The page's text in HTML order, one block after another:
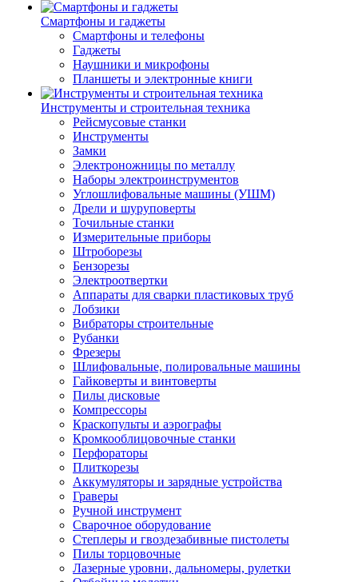
Смартфоны и гаджеты
Смартфоны и телефоны
Гаджеты
Наушники и микрофоны
Планшеты и электронные книги
Инструменты и строительная техника
Рейсмусовые станки
Инструменты
Замки
Электроножницы по металлу
Наборы электроинструментов
Углошлифовальные машины (УШМ)
Дрели и шуруповерты
Точильные станки
Измерительные приборы
Штроборезы
Бензорезы
Электроотвертки
Аппараты для сварки пластиковых труб
Лобзики
Вибраторы строительные
Рубанки
Фрезеры
Шлифовальные, полировальные машины
Гайковерты и винтоверты
Пилы дисковые
Компрессоры
Краскопульты и аэрографы
Кромкооблицовочные станки
Перфораторы
Плиткорезы
Аккумуляторы и зарядные устройства
Граверы
Ручной инструмент
Сварочное оборудование
Степлеры и гвоздезабивные пистолеты
Пилы торцовочные
Лазерные уровни, дальномеры, рулетки